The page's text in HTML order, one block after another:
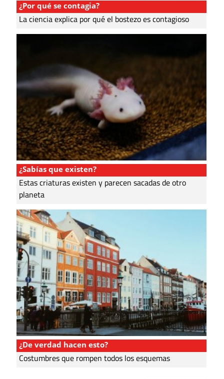
¿Por qué se contagia?
La ciencia explica por qué el bostezo es contagioso
¿Sabías que existen?
Estas criaturas existen y parecen sacadas de otro
planeta
¿De verdad hacen esto?
Costumbres que rompen todos los esquemas